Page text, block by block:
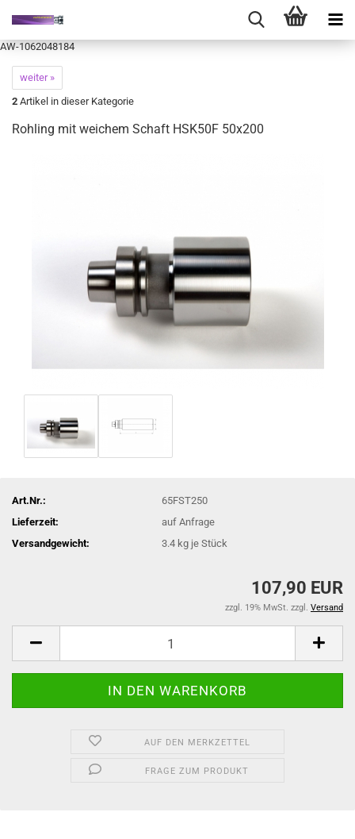
AW-1062048184
weiter »
2 Artikel in dieser Kategorie
Rohling mit weichem Schaft HSK50F 50x200
Art.Nr.:
65FST250
Lieferzeit:
auf Anfrage
Versandgewicht:
3.4 kg je Stück
107,90 EUR
zzgl. 19% MwSt. zzgl. Versand
AUF DEN MERKZETTEL
FRAGE ZUM PRODUKT